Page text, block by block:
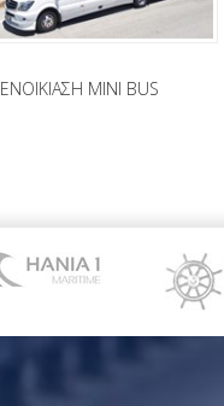
ΕΝΟΙΚΙΑΣΗ MINI BUS